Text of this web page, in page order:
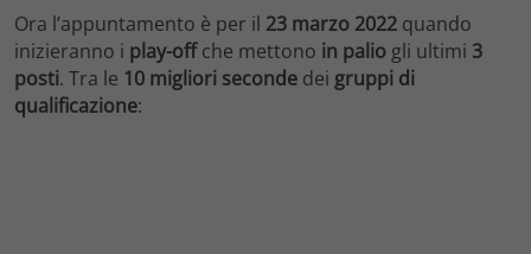
Ora l’appuntamento è per il 23 marzo 2022 quando
inizieranno i play-offche mettono in palio gli ultimi 3
posti. Tra le 10 migliori seconde dei gruppi di
qualificazione: